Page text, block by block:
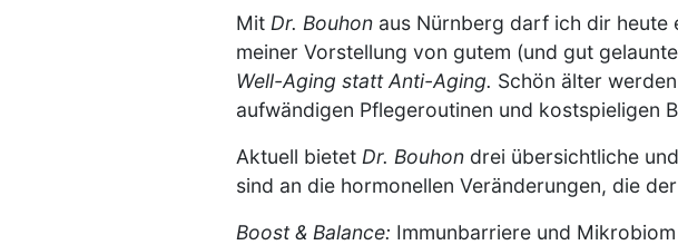
Mit Dr. Bouhon aus Nürnberg darf ich dir
meiner Vorstellung von gutem (und gut
Well-Aging statt Anti-Aging. Schön älter
aufwändigen Pflegeroutinen und kostspieligen
Aktuell bietet Dr. Bouhon drei übersichtliche
sind an die hormonellen Veränderungen, die
Boost & Balance: Immunbarriere und